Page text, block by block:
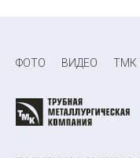
ФОТО ВИДЕО ТМК